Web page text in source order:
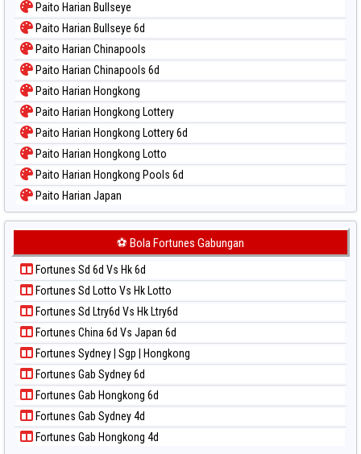
Paito Warna Magnum Cambodia
Paito Warna Nagoya
Paito Warna New York Midday
Paito Warna North Carolina Day
Paito Warna Pcso
Paito Warna Pennsylvania Day
Paito Warna Sao Paulo
Paito Warna Singapore
Paito Warna Sydney
Paito Warna Sydney Lottery
Paito Warna Sydney Lotto
Paito Warna Sydney Pools 6d
Paito Warna Taipei
Paito Warna Taiwan
Paito Harian Bullseye
Paito Harian Bullseye 6d
Paito Harian Chinapools
Paito Harian Chinapools 6d
Paito Harian Hongkong
Paito Harian Hongkong Lottery
Paito Harian Hongkong Lottery 6d
Paito Harian Hongkong Lotto
Paito Harian Hongkong Pools 6d
Paito Harian Japan
Paito Harian Japan 6d
Paito Harian Korea
Paito Harian Kuda Lari
Paito Harian Magnum Cambodia
Paito Harian Nagoya
Paito Harian New York Midday
Paito Harian North Carolina Day
Paito Harian Pcso
Paito Harian Pennsylvania Day
Paito Harian Sao Paulo
Paito Harian Singapore
Paito Harian Sydney
⚽ Bola Fortunes Gabungan
Fortunes Sd 6d Vs Hk 6d
Fortunes Sd Lotto Vs Hk Lotto
Fortunes Sd Ltry6d Vs Hk Ltry6d
Fortunes China 6d Vs Japan 6d
Fortunes Sydney | Sgp | Hongkong
Fortunes Gab Sydney 6d
Fortunes Gab Hongkong 6d
Fortunes Gab Sydney 4d
Fortunes Gab Hongkong 4d